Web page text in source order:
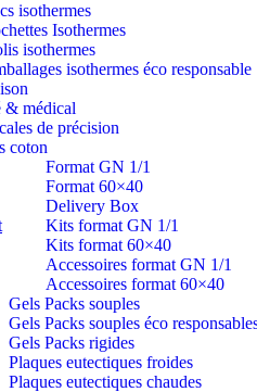
isothermes
Isothermes
isothermes
isothermes éco responsable
& médical
de précision
coton
Format GN 1/1
Format 60×40
Delivery Box
Kits format GN 1/1
Kits format 60×40
Accessoires format GN 1/1
Accessoires format 60×40
Gels Packs souples
Gels Packs souples éco
Gels Packs rigides
Plaques eutectiques froides
Plaques eutectiques chaudes